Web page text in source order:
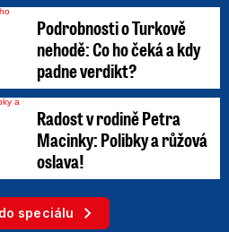
Podrobnosti o Turkově
nehodě: Co ho čeká a kdy
padne verdikt?
Radost v rodině Petra
Macinky: Polibky a růžová
oslava!
speciálu